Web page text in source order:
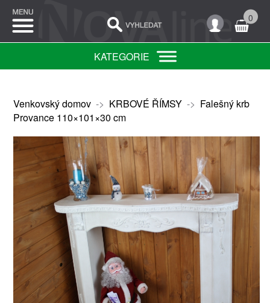
0
KATEGORIE
Venkovský domov-> KRBOVÉ ŘÍMSY-> Falešný krb
Provance 110×101×30 cm